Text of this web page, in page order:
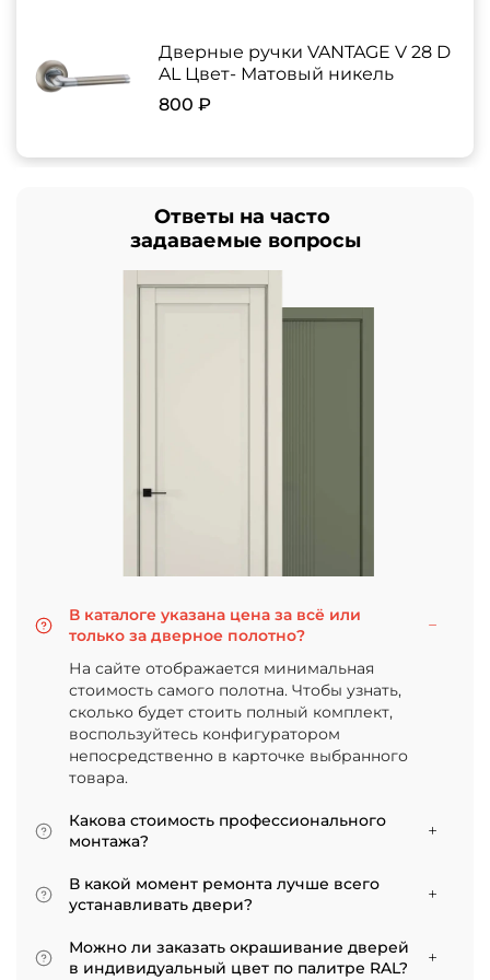
Дверные ручки VANTAGE V 28 D
AL Цвет- Матовый никель
800 ₽
Ответы на часто
задаваемые вопросы
В каталоге указана цена за всё или
только за дверное полотно?
На сайте отображается минимальная
стоимость самого полотна. Чтобы узнать,
сколько будет стоить полный комплект,
воспользуйтесь конфигуратором
непосредственно в карточке выбранного
товара.
Какова стоимость профессионального
монтажа?
Итоговая сумма зависит от типа отделки
двери и габаритов проема. Минимальная
цена за установку стандартной двери с
покрытием «экошпон» начинается от 5000
рублей.
В какой момент ремонта лучше всего
устанавливать двери?
Мы советуем приступать к монтажу после
того, как уложено напольное покрытие. В
Можно ли заказать окрашивание дверей
в индивидуальный цвет по палитре RAL?